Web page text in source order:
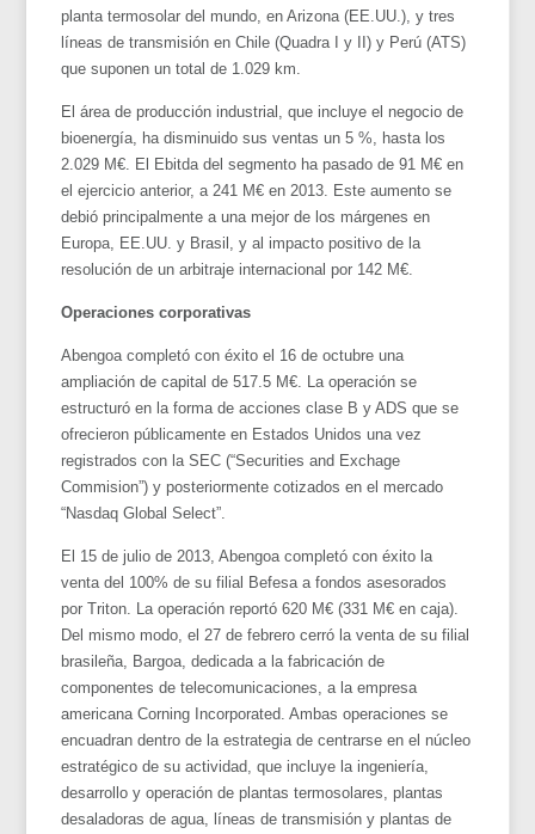
planta termosolar del mundo, en Arizona (EE.UU.), y tres
líneas de transmisión en Chile (Quadra I y II) y Perú (ATS)
que suponen un total de 1.029 km.
El área de producción industrial, que incluye el negocio de
bioenergía, ha disminuido sus ventas un 5 %, hasta los
2.029 M€. El Ebitda del segmento ha pasado de 91 M€ en
el ejercicio anterior, a 241 M€ en 2013. Este aumento se
debió principalmente a una mejor de los márgenes en
Europa, EE.UU. y Brasil, y al impacto positivo de la
resolución de un arbitraje internacional por 142 M€.
Operaciones corporativas
Abengoa completó con éxito el 16 de octubre una
ampliación de capital de 517.5 M€. La operación se
estructuró en la forma de acciones clase B y ADS que se
ofrecieron públicamente en Estados Unidos una vez
registrados con la SEC (“Securities and Exchage
Commision”) y posteriormente cotizados en el mercado
“Nasdaq Global Select”.
El 15 de julio de 2013, Abengoa completó con éxito la
venta del 100% de su filial Befesa a fondos asesorados
por Triton. La operación reportó 620 M€ (331 M€ en caja).
Del mismo modo, el 27 de febrero cerró la venta de su filial
brasileña, Bargoa, dedicada a la fabricación de
componentes de telecomunicaciones, a la empresa
americana Corning Incorporated. Ambas operaciones se
encuadran dentro de la estrategia de centrarse en el núcleo
estratégico de su actividad, que incluye la ingeniería,
desarrollo y operación de plantas termosolares, plantas
desaladoras de agua, líneas de transmisión y plantas de